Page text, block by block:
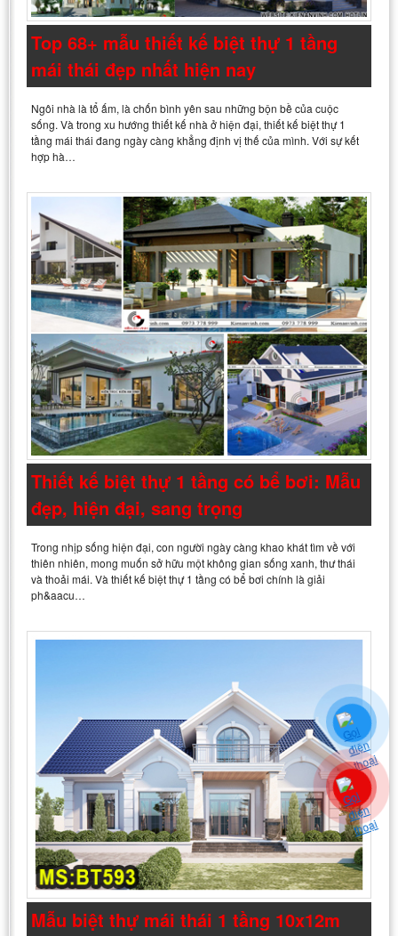
Top 68+ mẫu thiết kế biệt thự 1 tầng
mái thái đẹp nhất hiện nay
Ngôi nhà là tổ ấm, là chốn bình yên sau những bộn bề của cuộc
sống. Và trong xu hướng thiết kế nhà ở hiện đại, thiết kế biệt thự 1
tầng mái thái đang ngày càng khẳng định vị thế của mình. Với sự kết
hợp hà…
Thiết kế biệt thự 1 tầng có bể bơi: Mẫu
đẹp, hiện đại, sang trọng
Trong nhịp sống hiện đại, con người ngày càng khao khát tìm về với
thiên nhiên, mong muốn sở hữu một không gian sống xanh, thư thái
và thoải mái. Và thiết kế biệt thự 1 tầng có bể bơi chính là giải
ph&aacu…
Mẫu biệt thự mái thái 1 tầng 10x12m